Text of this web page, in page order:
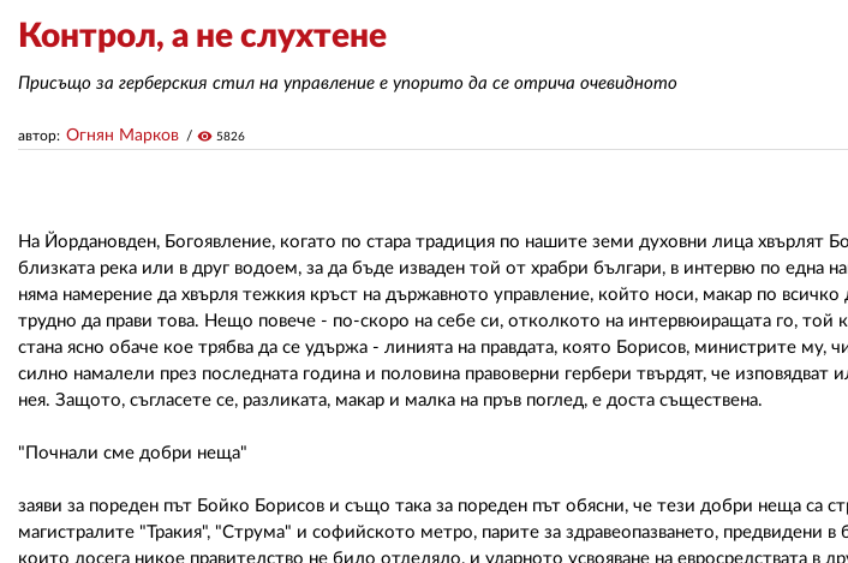
Контрол, а не слухтене
Присъщо за герберския стил на управление е упорито да се отрича очевидното
автор: Огнян Марков visibility 5826
На Йордановден, Богоявление, когато по стара традиция по нашите земи духовни лица хвърлят
близката река или в друг водоем, за да бъде изваден той от храбри българи, в интервю по една
няма намерение да хвърля тежкия кръст на държавното управление, който носи, макар по
трудно да прави това. Нещо повече - по-скоро на себе си, отколкото на интервюиращата го, той
стана ясно обаче кое трябва да се удържа - линията на правдата, която Борисов, министрите му,
силно намалели през последната година и половина правоверни гербери твърдят, че изповядват
нея. Защото, съгласете се, разликата, макар и малка на пръв поглед, е доста съществена.
"Почнали сме добри неща"
заяви за пореден път Бойко Борисов и също така за пореден път обясни, че тези добри неща са
магистралите "Тракия", "Струма" и софийското метро, парите за здравеопазването, предвидени в
които досега никое правителство не било отделяло, и ударното усвояване на евросредствата в